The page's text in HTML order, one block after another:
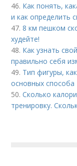
46. Как понять,
и как определить
47.8 км пешком
худейте!
48. Как узнать
правильно себя
49. Тип фигуры,
основных способа
50.Сколько
тренировку.